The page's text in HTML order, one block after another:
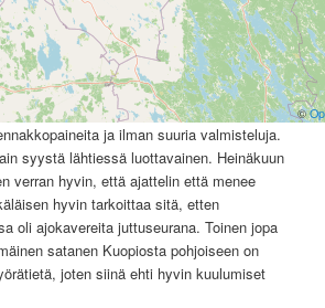
©
ja ilman suuria valmisteluja.
syystä lähtiessä luottavainen. Heinäkuun
verran hyvin, että ajattelin että menee
hyvin tarkoittaa sitä, etten
oli ajokavereita juttuseurana. Toinen jopa
satanen Kuopiosta pohjoiseen on
joten siinä ehti hyvin kuulumiset